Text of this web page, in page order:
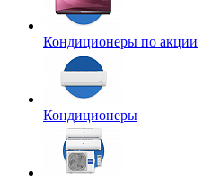
Кондиционеры по акции
Кондиционеры